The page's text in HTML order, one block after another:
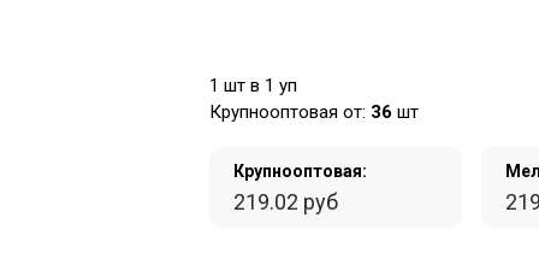
1 шт в 1 уп
Крупнооптовая от: 36 шт
Крупнооптовая:
219.02 руб